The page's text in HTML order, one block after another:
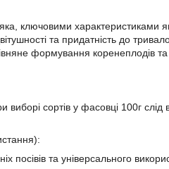
ключовими характеристиками
та придатність до
формування коренеплодів та
сортів у фасовці 100г
посівів та універсального